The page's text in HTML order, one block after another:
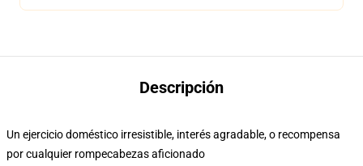
Descripción
Un ejercicio doméstico irresistible, interés agradable, o recompensa
por cualquier rompecabezas aficionado